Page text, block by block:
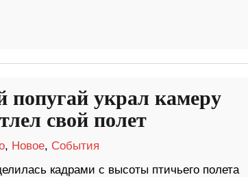
попугай украл камеру
свой полет
, Новое, События
кадрами с высоты птичьего полета